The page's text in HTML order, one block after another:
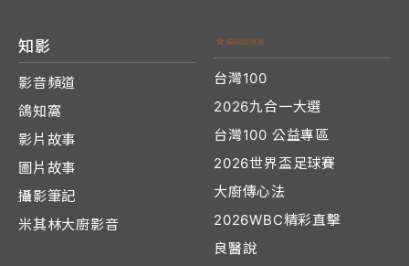
知影
影音頻道
鴿知窩
影片故事
圖片故事
攝影筆記
米其林大廚影音
台灣100
2026九合一大選
台灣100 公益專區
2026世界盃足球賽
大廚傳心法
2026WBC精彩直擊
良醫說